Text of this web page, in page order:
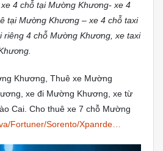
4 chỗ tại Mường Khương- xe 4
tại Mường Khương – xe 4 chỗ taxi
riêng 4 chỗ Mường Khương, xe taxi
Khương, Thuê xe Mường
xe đi Mường Khương, xe từ
Cai. Cho thuê xe 7 chỗ Mường
Fortuner/Sorento/Xpanrde…